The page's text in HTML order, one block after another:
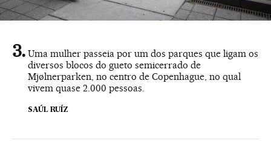
Uma mulher passeia por um dos parques que ligam os
diversos blocos do gueto semicerrado de
Mjølnerparken, no centro de Copenhague, no qual
vivem quase 2.000 pessoas.
SAÚL RUÍZ